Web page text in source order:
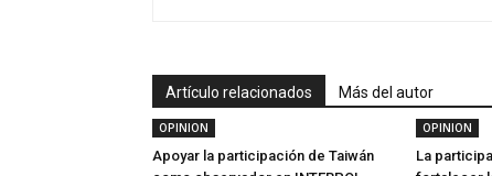
Artículo relacionados Más del autor
OPINION
Apoyar la participación de Taiwán
OPINION
La